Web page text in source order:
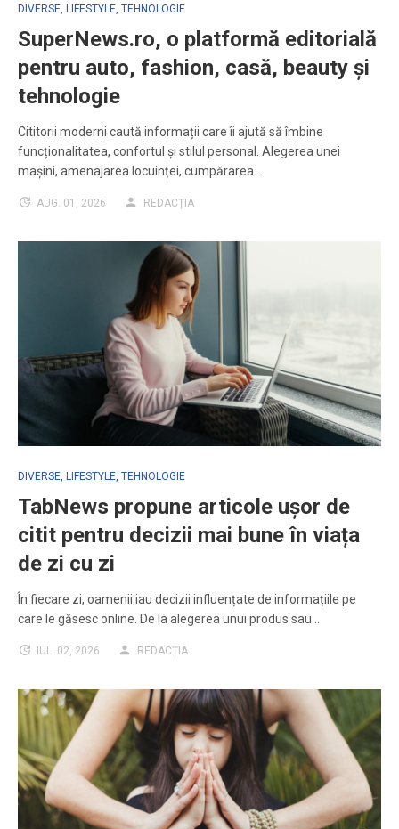
DIVERSE, LIFESTYLE, TEHNOLOGIE
SuperNews.ro, o platformă editorială
pentru auto, fashion, casă, beauty și
tehnologie
Cititorii moderni caută informații care îi ajută să îmbine
funcționalitatea, confortul și stilul personal. Alegerea unei
mașini, amenajarea locuinței, cumpărarea…
AUG. 01, 2026 REDACȚIA
DIVERSE, LIFESTYLE, TEHNOLOGIE
TabNews propune articole ușor de
citit pentru decizii mai bune în viața
de zi cu zi
În fiecare zi, oamenii iau decizii influențate de informațiile pe
care le găsesc online. De la alegerea unui produs sau…
IUL. 02, 2026 REDACȚIA